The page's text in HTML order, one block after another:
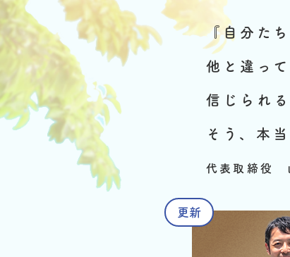
『自分た
他と違っ
信じられ
そう、本
代表取締役